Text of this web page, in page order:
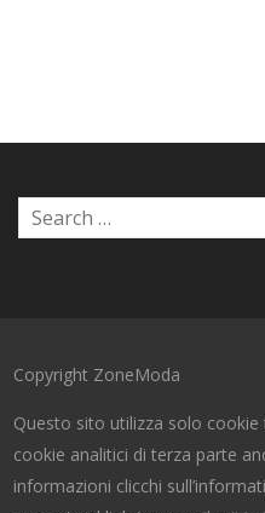
Copyright ZoneModa
Questo sito utilizza solo cookie
cookie analitici di terza parte
informazioni clicchi